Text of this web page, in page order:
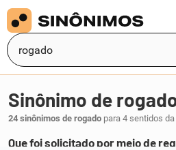
Sinônimo de
24 sinônimos de rogado para 4 sentidos
Que foi solicitado por meio de